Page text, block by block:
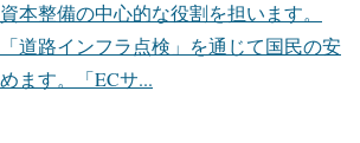
本整備の中心的な役割を担います。
道路インフラ点検」を通じて国民の安
ます。「ECサ...